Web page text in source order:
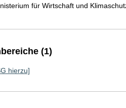
für Wirtschaft und
(1)
hierzu]